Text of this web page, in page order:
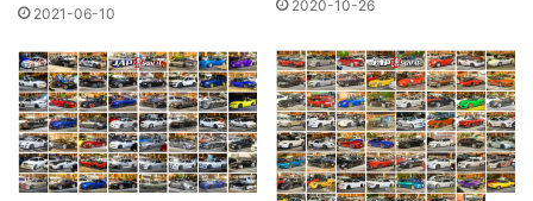
2021-06-10 2020-10-26